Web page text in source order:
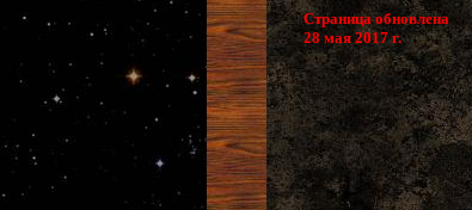
Страница обновлена
28 мая 2017 г.